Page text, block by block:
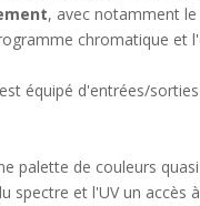
, avec notamment
chromatique et
équipé d'entrées/
palette de couleurs
spectre et l'UV un